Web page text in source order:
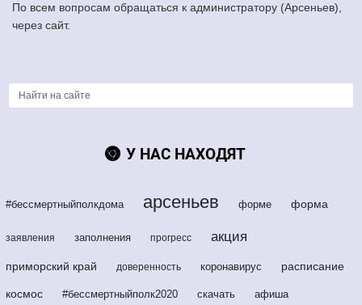
По всем вопросам обращаться к администратору (Арсеньев),
через сайт.
У НАС НАХОДЯТ
#бессмертныйполкдома арсеньев форме форма
заявления заполнения прогресс акция
приморский край доверенность коронавирус расписание
космос #бессмертныйполк2020 скачать афиша